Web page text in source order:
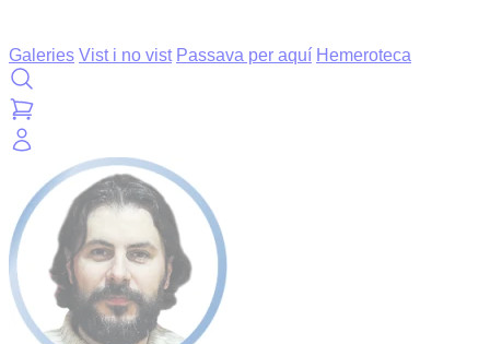
Galeries Vist i no vist Passava per aquí Hemeroteca